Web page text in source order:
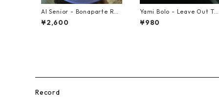
Al Senior - Bonaparte Ret
reat【7-21861】
¥2,600
Yami Bolo - Leave Out Th
e Badness 【7-10916】
¥980
Record